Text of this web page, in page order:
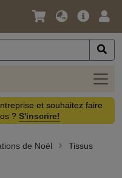
Langue
Devise
Offre
et souhaitez faire
? S'inscrire!
de Noël
Tissus